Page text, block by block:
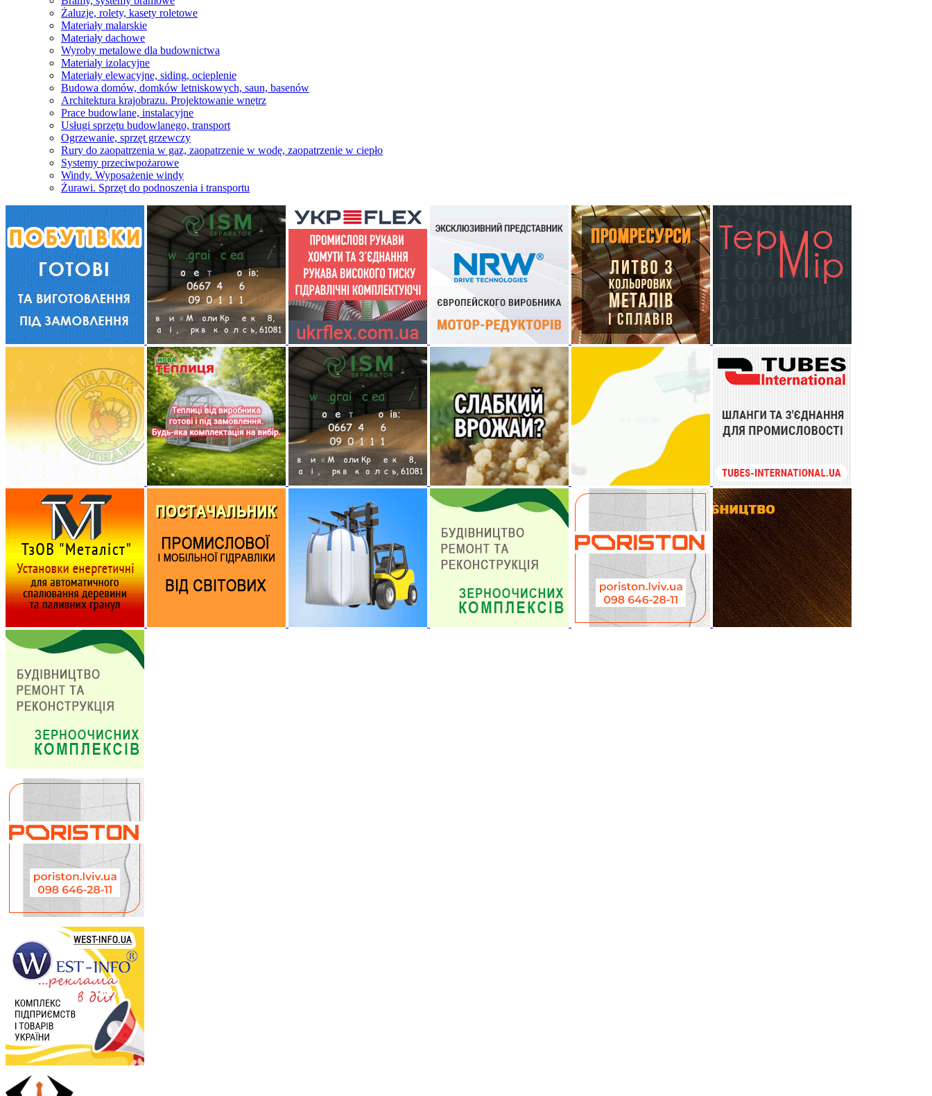
Żaluzje, rolety, kasety roletowe
Materiały malarskie
Materiały dachowe
Wyroby metalowe dla budownictwa
Materiały izolacyjne
Materiały elewacyjne, siding, ocieplenie
Budowa domów, domków letniskowych, saun, basenów
Architektura krajobrazu. Projektowanie wnętrz
Prace budowlane, instalacyjne
Usługi sprzętu budowlanego, transport
Ogrzewanie, sprzęt grzewczy
Rury do zaopatrzenia w gaz, zaopatrzenie w wodę, zaopatrzenie w ciepło
Systemy przeciwpożarowe
Windy. Wyposażenie windy
Żurawi. Sprzęt do podnoszenia i transportu